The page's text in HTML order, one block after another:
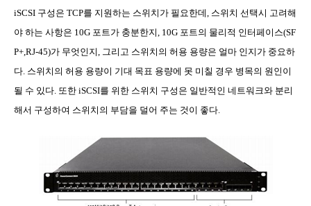
iSCSI 구성은 TCP를 지원하는 스위치가 필요한데 스위치 선택시 고려해
야 하는 사항은 10G 포트가 충분한지 , 10G 포트의 물리적 인터페이스(SF
P+,RJ-45)가 무엇인지
그리고 스위치의 허용 용량은 얼마 인지가 중요하
다 스위치의 허용 용량이 기대 목표 용량에 못 미칠 경우 병목의 원인이
될 수 있다 또한 iSCSI를 위한 스위치 구성은 일반적인 네트워크와 분리
해서 구성하여 스위치의 부담을 덜어 주는 것이 좋다